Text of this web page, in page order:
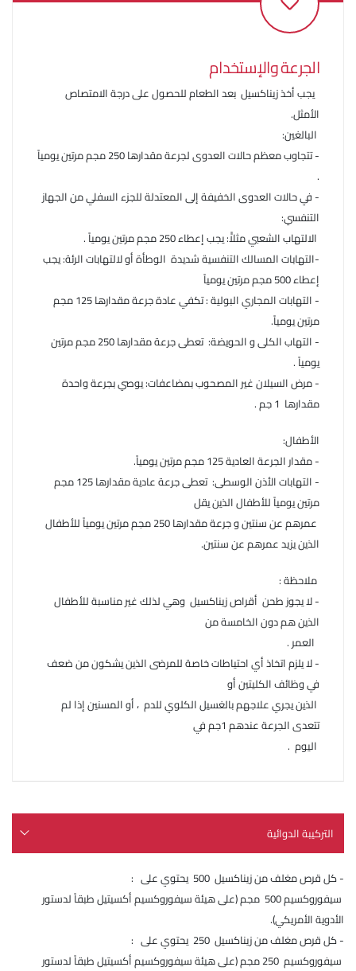
الجرعة والإستخدام
يجب أخذ زيناكسيل بعد الطعام للحصول على درجة الامتصاص
الأمثل.
البالغين:
- تتجاوب معظم حالات العدوى لجرعة مقدارها 250 مجم مرتين يومياً
.
- في حالات العدوى الخفيفة إلى المعتدلة للجزء السفلي من الجهاز
التنفسي:
الالتهاب الشعبي مثلاًً: يجب إعطاء 250 مجم مرتين يومياً .
-التهابات المسالك التنفسية شديدة الوطأة أو لالتهابات الرئة: يجب
إعطاء 500 مجم مرتين يومياً
- التهابات المجاري البولية : تكفي عادة جرعة مقدارها 125 مجم
مرتين يومياً.
- التهاب الكلى و الحويضة: تعطى جرعة مقدارها 250 مجم مرتين
يومياً .
- مرض السيلان غير المصحوب بمضاعفات: يوصي بجرعة واحدة
مقدارها 1 جم .
الأطفال:
- مقدار الجرعة العادية 125 مجم مرتين يومياً.
- التهابات الأذن الوسطى: تعطى جرعة عادية مقدارها 125 مجم
مرتين يومياً للأطفال الذين يقل
عمرهم عن سنتين و جرعة مقدارها 250 مجم مرتين يومياً للأطفال
الذين يزيد عمرهم عن سنتين.
ملاحظة :
- لا يجوز طحن أقراص زيناكسيل وهي لذلك غير مناسبة للأطفال
الذين هم دون الخامسة من
العمر .
- لا يلزم اتخاذ أي احتياطات خاصة للمرضى الذين يشكون من ضعف
في وظائف الكليتين أو
الذين يجري علاجهم بالغسيل الكلوي للدم ، أو المسنين إذا لم
تتعدى الجرعة عندهم 1جم في
اليوم .
التركيبة الدوائية
- كل قرص مغلف من زيناكسيل 500 يحتوي على :
سيفوروكسيم 500 مجم (على هيئة سيفوروكسيم أكسيتيل طبقاً لدستور
الأدوية الأمريكي).
- كل قرص مغلف من زيناكسيل 250 يحتوي على :
سيفوروكسيم 250 مجم (على هيئة سيفوروكسيم أكسيتيل طبقاً لدستور